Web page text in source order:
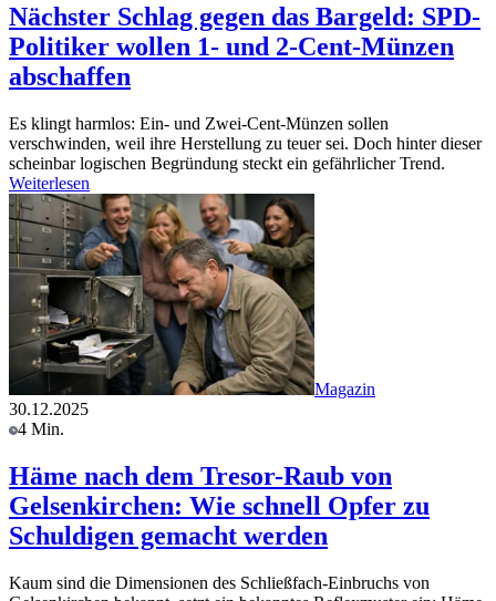
Nächster Schlag gegen das Bargeld: SPD-
Politiker wollen 1- und 2-Cent-Münzen
abschaffen
Es klingt harmlos: Ein- und Zwei-Cent-Münzen sollen
verschwinden, weil ihre Herstellung zu teuer sei. Doch hinter dieser
scheinbar logischen Begründung steckt ein gefährlicher Trend.
Weiterlesen
Magazin
30.12.2025
4 Min.
Häme nach dem Tresor-Raub von
Gelsenkirchen: Wie schnell Opfer zu
Schuldigen gemacht werden
Kaum sind die Dimensionen des Schließfach-Einbruchs von